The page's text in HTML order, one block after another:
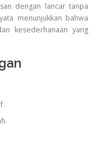
dengan lancar tanpa
menunjukkan bahwa
kesederhanaan yang